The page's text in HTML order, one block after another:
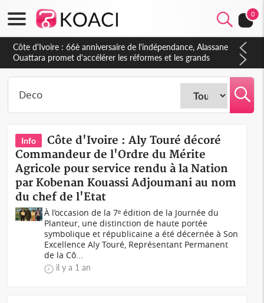
0
Côte d'Ivoire : À Abidjan, Amadou Oury Bah admire le modèle
ivoirien et veut s'en inspirer pour accélérer le développement
de la Guinée
Info
Côte d'Ivoire : Aly Touré décoré
Commandeur de l'Ordre du Mérite
Agricole pour service rendu à la Nation
par Kobenan Kouassi Adjoumani au nom
du chef de l'Etat
À l’occasion de la 7ᵉ édition de la Journée du
Planteur, une distinction de haute portée
symbolique et républicaine a été décernée à Son
Excellence Aly Touré, Représentant Permanent
de la Cô...
il y a 1 an